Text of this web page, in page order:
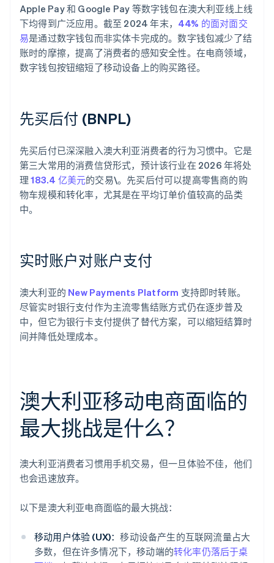
Apple Pay 和 Google Pay 等数字钱包在澳大利亚线上线
下均得到广泛应用。截至 2024 年末， 44% 的面对面交
易是通过数字钱包而非实体卡完成的。数字钱包减少了结
账时的摩擦，提高了消费者的感知安全性。在电商领域，
数字钱包按钮缩短了移动设备上的购买路径。
先买后付 (BNPL)
先买后付已深深融入澳大利亚消费者的行为习惯中。它是
第三大常用的消费信贷形式，预计该行业在 2026 年将处
理183.4 亿美元的交易\。先买后付可以提高零售商的购
物车规模和转化率，尤其是在平均订单价值较高的品类
中。
实时账户对账户支付
澳大利亚的 New Payments Platform 支持即时转账。
尽管实时银行支付作为主流零售结账方式仍在逐步普及
中，但它为银行卡支付提供了替代方案，可以缩短结算时
间并降低处理成本。
澳大利亚移动电商面临的
最大挑战是什么？
澳大利亚消费者习惯用手机交易，但一旦体验不佳，他们
也会迅速放弃。
以下是澳大利亚电商面临的最大挑战：
移动用户体验 (UX)：移动设备产生的互联网流量占大
多数，但在许多情况下，移动端的转化率仍落后于桌